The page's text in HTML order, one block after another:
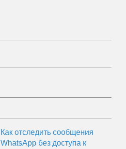
Как отследить сообщения
WhatsApp без доступа к